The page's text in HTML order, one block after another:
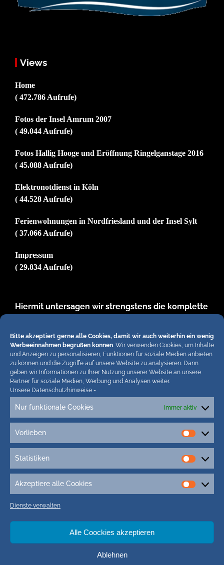
Bitte akzeptiert gerne alle Cookies, damit wir auch weiterhin ein wenig
Werbeeinnahmen begrüßen können. Wir verwenden Cookies, um Inhalte
und Anzeigen zu personalisieren, Funktionen für soziale Medien anbieten
zu können und die Zugriffe auf unsere Website zu analysieren. Dann
geben wir Informationen zu Ihrer Nutzung unserer Website an unsere
Partner für soziale Medien, Werbung und Analysen weiter.
Unsere Datenschutzhinweise -
Nur funktionale Cookies Immer aktiv
Vorlieben
Statistiken
Akzeptiere alle Cookies
Dienste verwalten
Alle Coockies akzeptieren
Ablehnen
Views
Home
( 472.786 Aufrufe)
Fotos der Insel Amrum 2007
( 49.044 Aufrufe)
Fotos Hallig Hooge und Eröffnung Ringelganstage 2016
( 45.088 Aufrufe)
Elektronotdienst in Köln
( 44.528 Aufrufe)
Ferienwohnungen in Nordfriesland und der Insel Sylt
( 37.066 Aufrufe)
Impressum
( 29.834 Aufrufe)
Hiermit untersagen wir strengstens die komplette
abgekürzte Teaser bis ca. 200 Zeichen plus Link
zum ganzen Artikel in unseren Blogs. Wir
behalten uns bei Verstössen rechtliche Schritte
vor. Die Redaktion!
Tags
3D-Druck 3g Kinder Schule
5G Friedrichstadt 5G Nordfriesland 5G St. Peter-Ording
Afrikanische Schweinepest (ASP)
Ahmadiyya-Gemeinde Ahrenviölfeld aktion eltern nordfriesland